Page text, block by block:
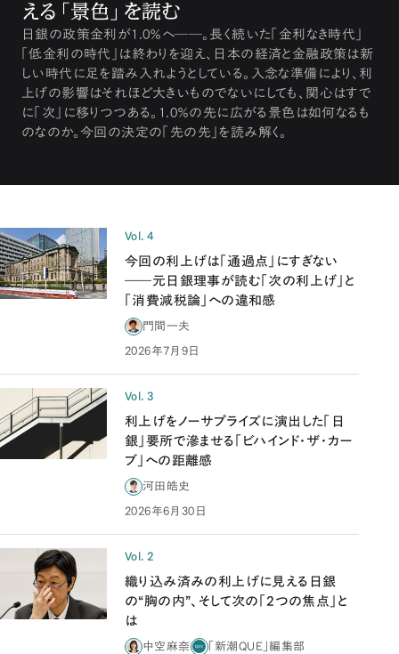
える「景色」を読む
日銀の政策金利が1.0％へ――。長く続いた「金利なき時代」
「低金利の時代」は終わりを迎え、日本の経済と金融政策は新
しい時代に足を踏み入れようとしている。入念な準備により、利
上げの影響はそれほど大きいものでないにしても、関心はすで
に「次」に移りつつある。1.0％の先に広がる景色は如何なるも
のなのか。今回の決定の「先の先」を読み解く。
Vol. 4
今回の利上げは「通過点」にすぎない
――元日銀理事が読む「次の利上げ」と
「消費減税論」への違和感
門間一夫
2026年7月9日
Vol. 3
利上げをノーサプライズに演出した「日
銀」要所で滲ませる「ビハインド・ザ・カー
ブ」への距離感
河田皓史
2026年6月30日
Vol. 2
織り込み済みの利上げに見える日銀
の“胸の内”、そして次の「2つの焦点」と
は
中空麻奈 「新潮QUE」編集部